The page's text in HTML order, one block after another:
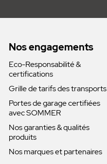
Nos engagements
Eco-Responsabilité &
certifications
Grille de tarifs des transports
Portes de garage certifiées
avec SOMMER
Nos garanties & qualités
produits
Nos marques et partenaires